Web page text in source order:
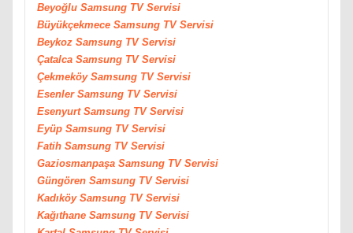
Beyoğlu Samsung TV Servisi
Büyükçekmece Samsung TV Servisi
Beykoz Samsung TV Servisi
Çatalca Samsung TV Servisi
Çekmeköy Samsung TV Servisi
Esenler Samsung TV Servisi
Esenyurt Samsung TV Servisi
Eyüp Samsung TV Servisi
Fatih Samsung TV Servisi
Gaziosmanpaşa Samsung TV Servisi
Güngören Samsung TV Servisi
Kadıköy Samsung TV Servisi
Kağıthane Samsung TV Servisi